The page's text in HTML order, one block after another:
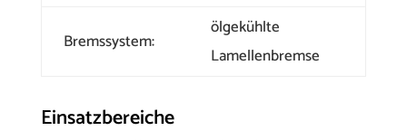
Bremssystem:
ölgekühlte
Lamellenbremse
Einsatzbereiche